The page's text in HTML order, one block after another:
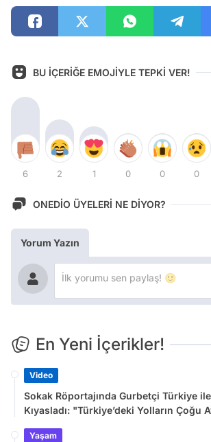
BU İÇERİĞE EMOJİYLE TEPKİ VER!
6 2 1 0 0 0
ONEDİO ÜYELERİ NE DİYOR?
Yorum Yazın
En Yeni İçerikler!
Video
Sokak Röportajında Gurbetçi Türkiye
Kıyasladı: "Türkiye’deki Yolların Çoğu
Yaşam